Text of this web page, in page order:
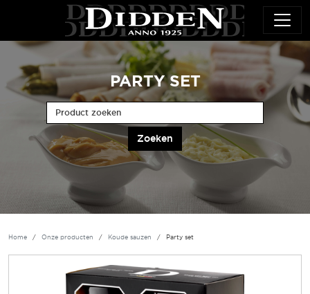
Overslaan en naar de inhoud gaan
PARTY SET
Home Onze producten Koude sauzen Party set